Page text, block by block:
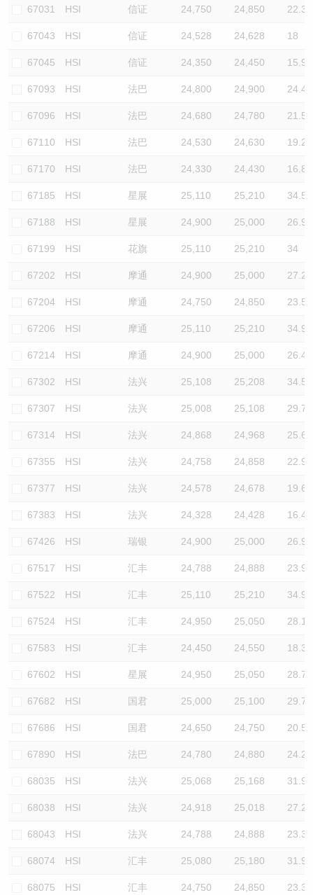
67031 HSI 信证 24,750 24,850 22.3
67043 HSI 信证 24,528 24,628 18
67045 HSI 信证 24,350 24,450 15.9
67093 HSI 法巴 24,800 24,900 24.4
67096 HSI 法巴 24,680 24,780 21.5
67110 HSI 法巴 24,530 24,630 19.2
67170 HSI 法巴 24,330 24,430 16.8
67185 HSI 星展 25,110 25,210 34.5
67188 HSI 星展 24,900 25,000 26.9
67199 HSI 花旗 25,110 25,210 34
67202 HSI 摩通 24,900 25,000 27.2
67204 HSI 摩通 24,750 24,850 23.5
67206 HSI 摩通 25,110 25,210 34.9
67214 HSI 摩通 24,900 25,000 26.4
67302 HSI 法兴 25,108 25,208 34.5
67307 HSI 法兴 25,008 25,108 29.7
67314 HSI 法兴 24,868 24,968 25.6
67355 HSI 法兴 24,758 24,858 22.9
67377 HSI 法兴 24,578 24,678 19.6
67383 HSI 法兴 24,328 24,428 16.4
67426 HSI 瑞银 24,900 25,000 26.9
67517 HSI 汇丰 24,788 24,888 23.9
67522 HSI 汇丰 25,110 25,210 34.9
67524 HSI 汇丰 24,950 25,050 28.1
67583 HSI 汇丰 24,450 24,550 18.3
67602 HSI 星展 24,950 25,050 28.7
67682 HSI 国君 25,000 25,100 29.7
67686 HSI 国君 24,650 24,750 20.5
67890 HSI 法巴 24,780 24,880 24.2
68035 HSI 法兴 25,068 25,168 31.9
68038 HSI 法兴 24,918 25,018 27.2
68043 HSI 法兴 24,788 24,888 23.3
68074 HSI 汇丰 25,080 25,180 31.9
68075 HSI 汇丰 24,750 24,850 23.3